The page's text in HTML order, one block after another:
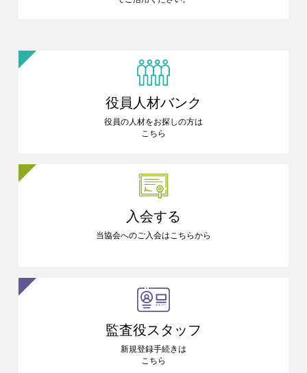
役員人材バンク
役員の人材をお探しの方は
こちら
入会する
当協会へのご入会はこちらから
監査役スタッフ
新規登録手続きは
こちら